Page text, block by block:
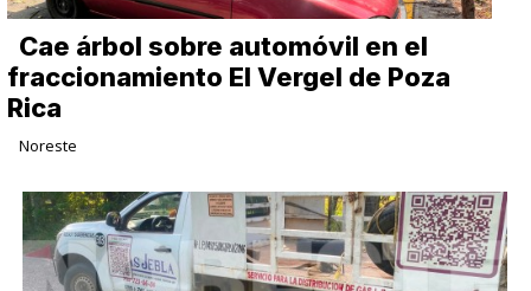
Cae árbol sobre automóvil en el
fraccionamiento El Vergel de Poza
Rica
Noreste